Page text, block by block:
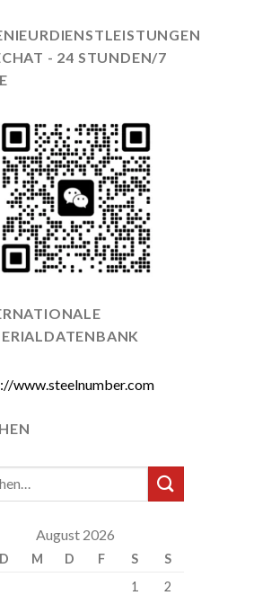
- 24 STUNDEN/7
www.steelnumber.com
August 2026
D M D F S
S
1
2